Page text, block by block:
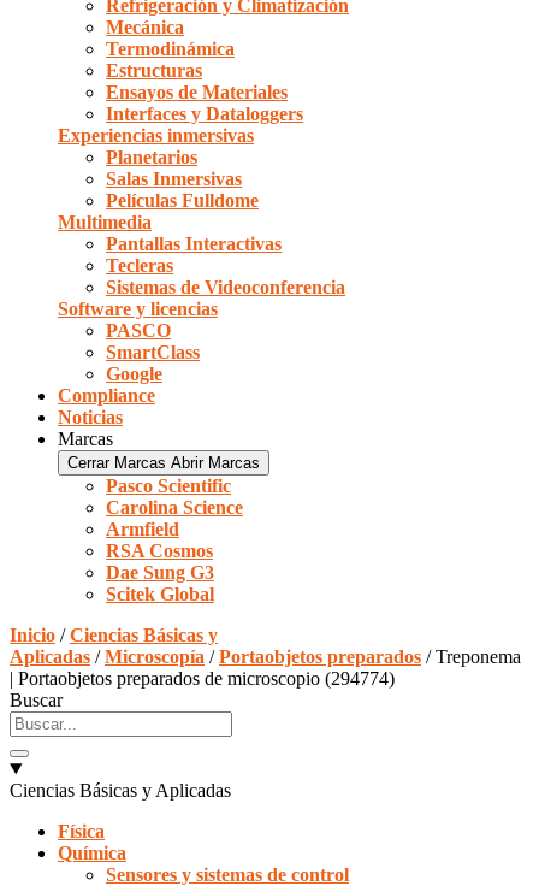
Refrigeración y Climatización
Mecánica
Termodinámica
Estructuras
Ensayos de Materiales
Interfaces y Dataloggers
Experiencias inmersivas
Planetarios
Salas Inmersivas
Películas Fulldome
Multimedia
Pantallas Interactivas
Tecleras
Sistemas de Videoconferencia
Software y licencias
PASCO
SmartClass
Google
Compliance
Noticias
Marcas
Cerrar Marcas Abrir Marcas
Pasco Scientific
Carolina Science
Armfield
RSA Cosmos
Dae Sung G3
Scitek Global
Inicio /Ciencias Básicas y
Aplicadas /Microscopía /Portaobjetos preparados / Treponema
| Portaobjetos preparados de microscopio (294774)
Buscar
Ciencias Básicas y Aplicadas
Física
Química
Sensores y sistemas de control